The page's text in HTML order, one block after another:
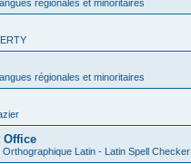
régionales et minoritaires
régionales et minoritaires
Office
Latin - Latin Spell Checker